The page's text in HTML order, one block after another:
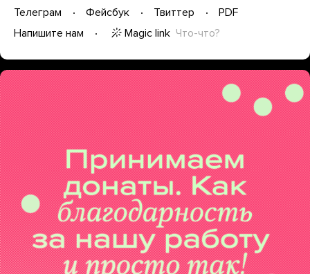
Телеграм Фейсбук Твиттер
PDF
Напишите нам
Magic link Что-что?